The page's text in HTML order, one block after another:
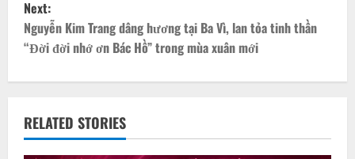
t
n
v
Next:
Nguyễn Kim Trang dâng hương tại Ba Vì, lan tỏa tinh thần
“Đời đời nhớ ơn Bác Hồ” trong mùa xuân mới
RELATED STORIES